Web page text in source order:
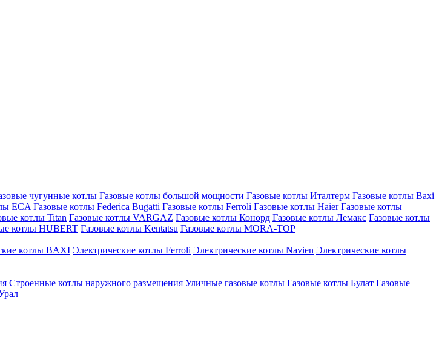
чугунные котлы Газовые котлы большой мощности Газовые котлы Италтерм Газовые котлы Baxi
ECA Газовые котлы Federica Bugatti Газовые котлы Ferroli Газовые котлы Haier Газовые котлы
котлы Titan Газовые котлы VARGAZ Газовые котлы Конорд Газовые котлы Лемакс Газовые котлы
котлы HUBERT Газовые котлы Kentatsu Газовые котлы MORA-TOP
котлы BAXI Электрические котлы Ferroli Электрические котлы Navien Электрические котлы
Строенные котлы наружного размещения Уличные газовые котлы Газовые котлы Булат Газовые